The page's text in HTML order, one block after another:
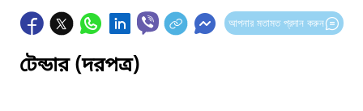
আপনার মতামত প্রদান করুন
টেন্ডার (দরপত্র)